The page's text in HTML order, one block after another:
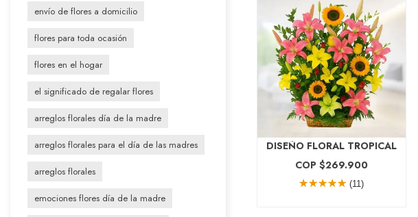
envío de flores a domicilio
flores para toda ocasión
flores en el hogar
el significado de regalar flores
arreglos florales día de la madre
arreglos florales para el día de las madres
arreglos florales
emociones flores día de la madre
CON DISEÑO FLORAL CON
DISEÑO FLORAL TROPICAL
COP $269.900
(11)